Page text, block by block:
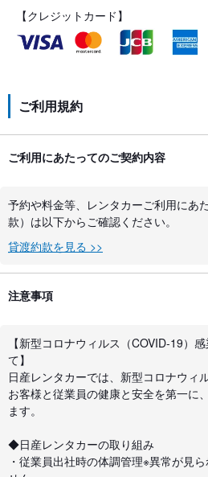
【クレジットカード】
ご利用規約
ご利用にあたってのご契約内容
予約や料金等、レンタカーご利用にあ
款）は以下からご確認ください。
貸渡約款を見る >>
注意事項
【新型コロナウィルス（COVID-19）
て】
日産レンタカーでは、新型コロナウィ
お客様と従業員の健康と安全を第一に
ます。
◆日産レンタカーの取り組み
・従業員出社時の体調管理※異常が見